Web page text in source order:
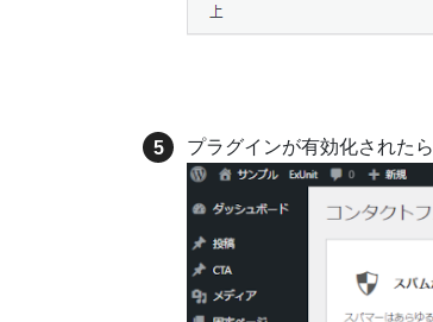
プラグインが有効化された